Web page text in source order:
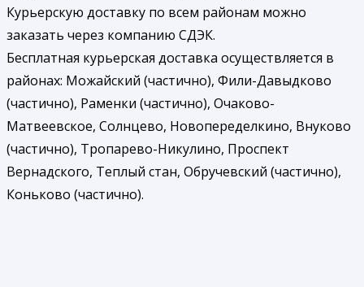
Курьерскую доставку по всем районам можно
заказать через компанию СДЭК.
Бесплатная курьерская доставка осуществляется в
районах: Можайский (частично), Фили-Давыдково
(частично), Раменки (частично), Очаково-
Матвеевское, Солнцево, Новопеределкино, Внуково
(частично), Тропарево-Никулино, Проспект
Вернадского, Теплый стан, Обручевский (частично),
Коньково (частично).